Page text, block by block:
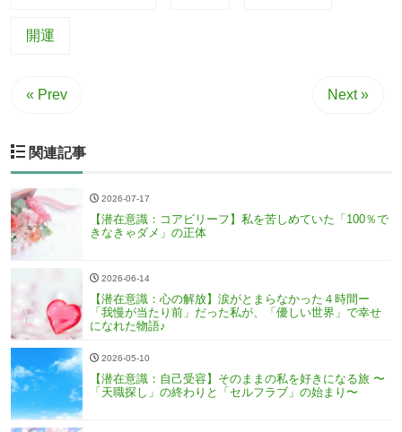
開運
« Prev Next »
関連記事
2026-07-17
【潜在意識：コアビリーフ】私を苦しめていた「100％で
きなきゃダメ」の正体
2026-06-14
【潜在意識：心の解放】涙がとまらなかった４時間ー
「我慢が当たり前」だった私が、「優しい世界」で幸せ
になれた物語♪
2026-05-10
【潜在意識：自己受容】そのままの私を好きになる旅 〜
「天職探し」の終わりと「セルフラブ」の始まり〜